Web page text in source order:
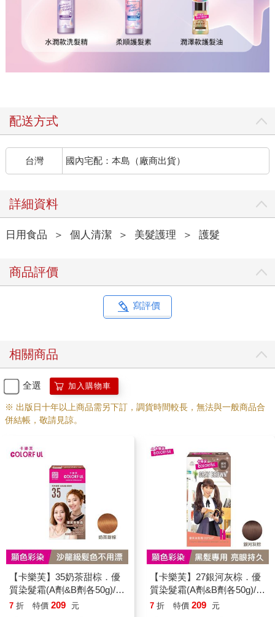
配送方式
台灣 國內宅配：本島（廠商出貨）
詳細資料
日用食品 ＞ 個人清潔 ＞ 美髮護理 ＞ 護髮
商品評價
寫評價
相關商品
全選 加入購物車
※ 出版日十年以上商品需另下訂，調貨時間較長，無法與一般商品合
併結帳，敬請見諒。
【卡樂芙】35奶茶甜棕．優
質染髮霜(A劑&B劑各50g)/盒
單件賣場 COLORFUL
7 折 特價 209 元
【卡樂芙】27銀河灰棕．優
質染髮霜(A劑&B劑各50g)/盒
單件賣場 COLORFUL
7 折 特價 209 元